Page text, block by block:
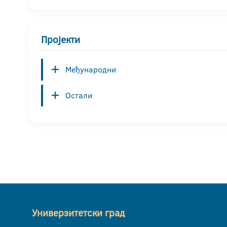
Пројекти
Међународни
Остали
Универзитетски град